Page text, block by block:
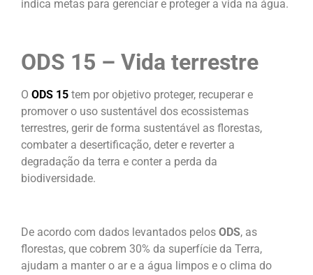
indica metas para gerenciar e proteger a vida na água.
ODS 15 – Vida terrestre
O ODS 15 tem por objetivo proteger, recuperar e
promover o uso sustentável dos ecossistemas
terrestres, gerir de forma sustentável as florestas,
combater a desertificação, deter e reverter a
degradação da terra e conter a perda da
biodiversidade.
De acordo com dados levantados pelos ODS, as
florestas, que cobrem 30% da superfície da Terra,
ajudam a manter o ar e a água limpos e o clima do